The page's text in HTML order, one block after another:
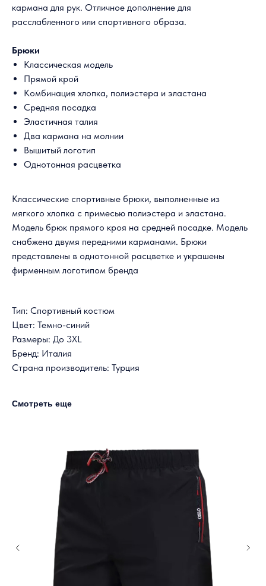
кармана для рук. Отличное дополнение для
расслабленного или спортивного образа.
Брюки
Классическая модель
Прямой крой
Комбинация хлопка, полиэстера и эластана
Средняя посадка
Эластичная талия
Два кармана на молнии
Вышитый логотип
Однотонная расцветка
Классические спортивные брюки, выполненные из
мягкого хлопка с примесью полиэстера и эластана.
Модель брюк прямого кроя на средней посадке. Модель
снабжена двумя передними карманами. Брюки
представлены в однотонной расцветке и украшены
фирменным логотипом бренда
Тип: Спортивный костюм
Цвет: Темно-синий
Размеры: До 3XL
Бренд: Италия
Страна производитель: Турция
Смотреть еще